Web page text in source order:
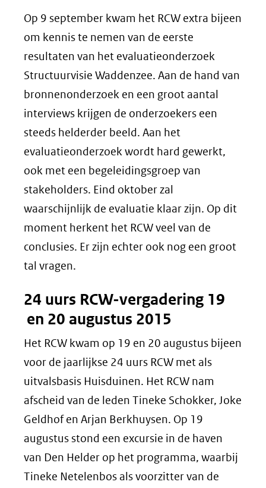
Op 9 september kwam het RCW extra bijeen
om kennis te nemen van de eerste
resultaten van het evaluatieonderzoek
Structuurvisie Waddenzee. Aan de hand van
bronnenonderzoek en een groot aantal
interviews krijgen de onderzoekers een
steeds helderder beeld. Aan het
evaluatieonderzoek wordt hard gewerkt,
ook met een begeleidingsgroep van
stakeholders. Eind oktober zal
waarschijnlijk de evaluatie klaar zijn. Op dit
moment herkent het RCW veel van de
conclusies. Er zijn echter ook nog een groot
tal vragen.
24 uurs RCW-vergadering 19
en 20 augustus 2015
Het RCW kwam op 19 en 20 augustus bijeen
voor de jaarlijkse 24 uurs RCW met als
uitvalsbasis Huisduinen. Het RCW nam
afscheid van de leden Tineke Schokker, Joke
Geldhof en Arjan Berkhuysen. Op 19
augustus stond een excursie in de haven
van Den Helder op het programma, waarbij
Tineke Netelenbos als voorzitter van de